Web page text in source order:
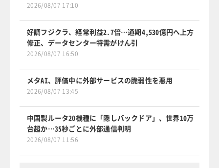
2026/08/07 17:10
好調フジクラ、経常利益2.7倍…通期4,530億円へ上方
修正、データセンター特需がけん引
2026/08/07 16:50
メタAI、評価中に外部サービスの脆弱性を悪用
2026/08/07 13:45
中国製ルータ20機種に「隠しバックドア」、世界10万
台超か…35秒ごとに外部通信判明
2026/08/07 11:56